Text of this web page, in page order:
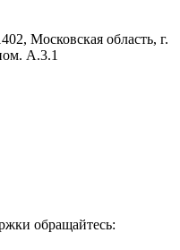
Московская область, г.
А.3.1
обращайтесь: